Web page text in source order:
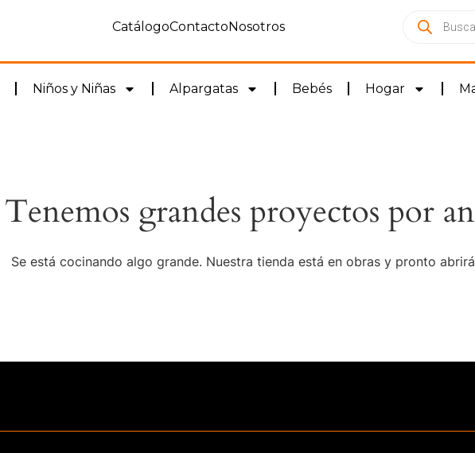
CatálogoContactoNosotros
Niños y Niñas Alpargatas Bebés Hogar
Tenemos grandes proyectos por
Se está cocinando algo grande. Nuestra tienda está en obras y pronto